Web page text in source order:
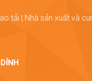
tải | Nhà sản xuất và